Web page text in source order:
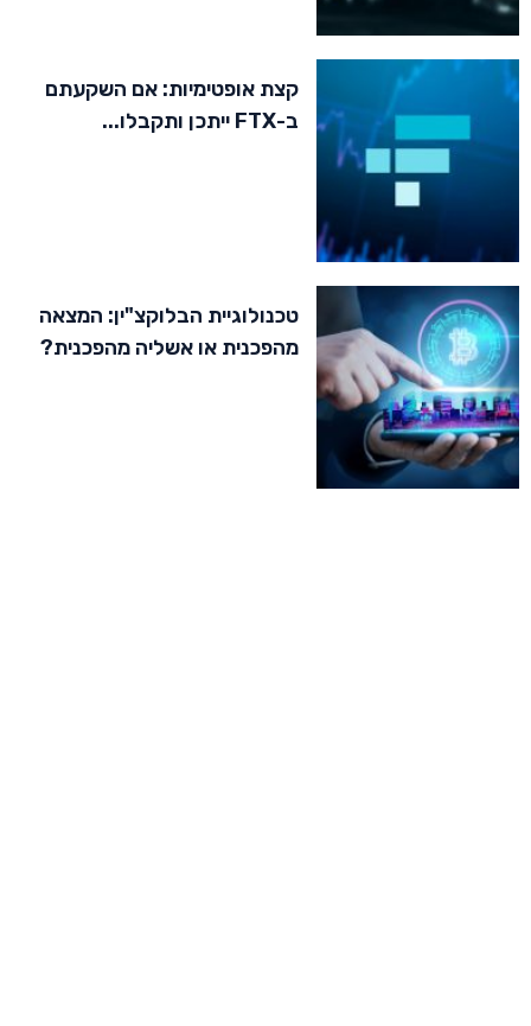
קצת אופטימיות: אם השקעתם
ב-FTX ייתכן ותקבלו...
טכנולוגיית הבלוקצ"ין: המצאה
מהפכנית או אשליה מהפכנית?